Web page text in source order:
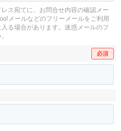
ス宛てに、お問合せ内容の確認メー
メールなどのフリーメールをご利用
る場合があります。 迷惑メールのフ
必須